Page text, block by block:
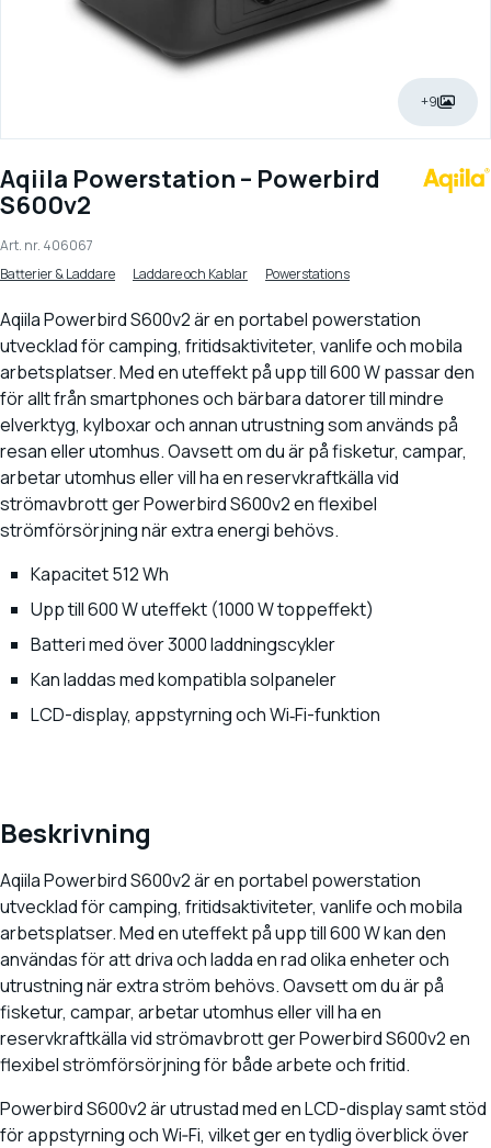
+9
Aqiila Powerstation – Powerbird
S600v2
Art. nr. 406067
Batterier & Laddare
Laddare och Kablar Powerstations
Aqiila Powerbird S600v2 är en portabel powerstation
utvecklad för camping, fritidsaktiviteter, vanlife och mobila
arbetsplatser. Med en uteffekt på upp till 600 W passar den
för allt från smartphones och bärbara datorer till mindre
elverktyg, kylboxar och annan utrustning som används på
resan eller utomhus. Oavsett om du är på fisketur, campar,
arbetar utomhus eller vill ha en reservkraftkälla vid
strömavbrott ger Powerbird S600v2 en flexibel
strömförsörjning när extra energi behövs.
Kapacitet 512 Wh
Upp till 600 W uteffekt (1000 W toppeffekt)
Batteri med över 3000 laddningscykler
Kan laddas med kompatibla solpaneler
LCD-display, appstyrning och Wi‑Fi-funktion
Beskrivning
Aqiila Powerbird S600v2 är en portabel powerstation
utvecklad för camping, fritidsaktiviteter, vanlife och mobila
arbetsplatser. Med en uteffekt på upp till 600 W kan den
användas för att driva och ladda en rad olika enheter och
utrustning när extra ström behövs. Oavsett om du är på
fisketur, campar, arbetar utomhus eller vill ha en
reservkraftkälla vid strömavbrott ger Powerbird S600v2 en
flexibel strömförsörjning för både arbete och fritid.
Powerbird S600v2 är utrustad med en LCD-display samt stöd
för appstyrning och Wi‑Fi, vilket ger en tydlig överblick över